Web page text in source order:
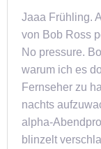
Jaaa Frühling.
von Bob Ross
No pressure.
warum ich es
Fernseher zu
nachts
alpha-
blinzelt